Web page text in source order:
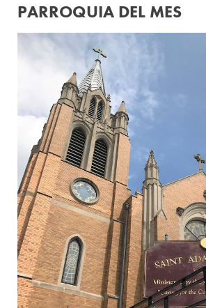
PARROQUIA DEL MES